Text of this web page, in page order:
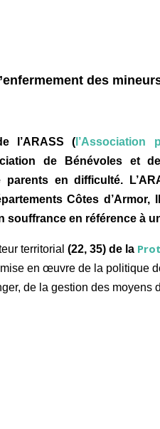
des
l’ARASS ( l’Association
de Bénévoles et de
parents en difficulté.
Côtes
souffrance en référence à
territorial (22, 35) de la
en œuvre de la politique
de la gestion des moyens